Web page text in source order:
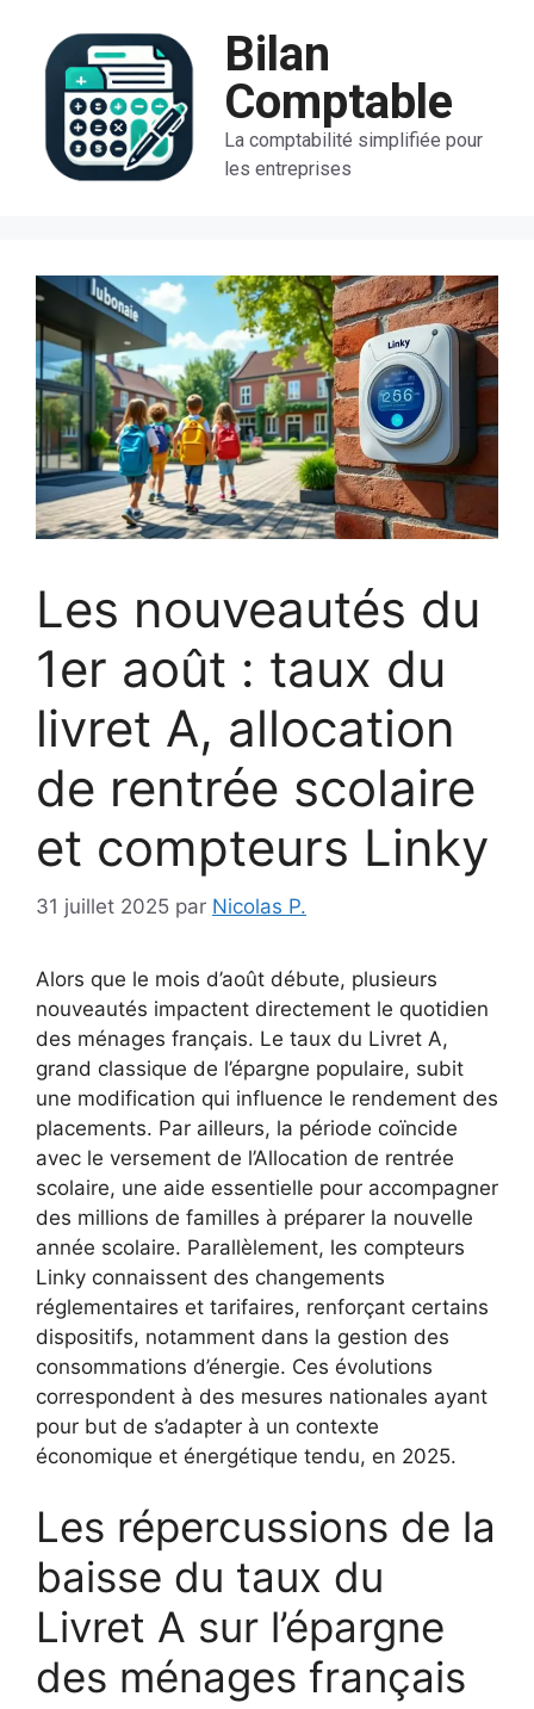
contenu
Bilan
Comptable
La comptabilité simplifiée pour
les entreprises
Les nouveautés du
1er août : taux du
livret A, allocation
de rentrée scolaire
et compteurs Linky
31 juillet 2025 par Nicolas P.
Alors que le mois d’août débute, plusieurs
nouveautés impactent directement le quotidien
des ménages français. Le taux du Livret A,
grand classique de l’épargne populaire, subit
une modification qui influence le rendement des
placements. Par ailleurs, la période coïncide
avec le versement de l’Allocation de rentrée
scolaire, une aide essentielle pour accompagner
des millions de familles à préparer la nouvelle
année scolaire. Parallèlement, les compteurs
Linky connaissent des changements
réglementaires et tarifaires, renforçant certains
dispositifs, notamment dans la gestion des
consommations d’énergie. Ces évolutions
correspondent à des mesures nationales ayant
pour but de s’adapter à un contexte
économique et énergétique tendu, en 2025.
Les répercussions de la
baisse du taux du
Livret A sur l’épargne
des ménages français